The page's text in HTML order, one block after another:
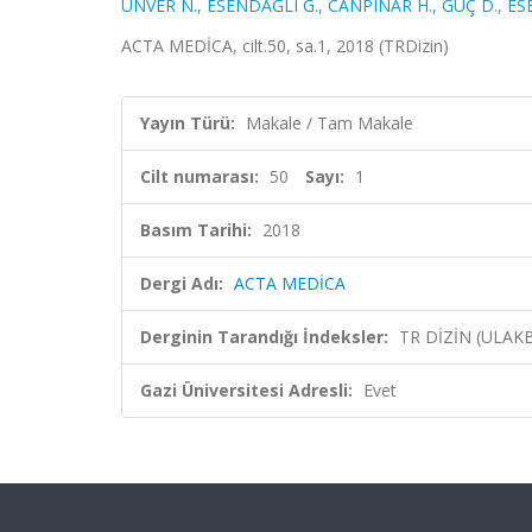
UNVER N., ESENDAĞLI G., CANPINAR H., GÜÇ D.,
ACTA MEDİCA, cilt.50, sa.1, 2018 (TRDizin)
Yayın Türü: Makale / Tam Makale
Cilt numarası: 50 Sayı: 1
Basım Tarihi: 2018
Dergi Adı: ACTA MEDİCA
Derginin Tarandığı İndeksler: TR DİZİN
Gazi Üniversitesi Adresli: Evet